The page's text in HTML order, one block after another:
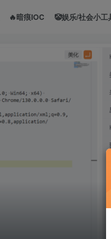
🔥暗痕IOC 🤡娱乐/社会小工